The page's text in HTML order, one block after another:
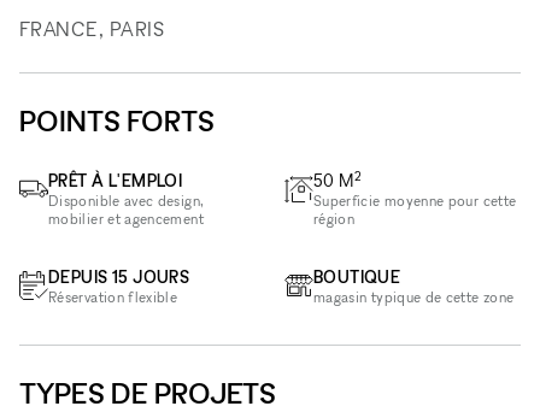
FRANCE, PARIS
POINTS FORTS
PRÊT À L'EMPLOI
Disponible avec design,
mobilier et agencement
DEPUIS 15 JOURS
Réservation flexible
50 M2
Superficie moyenne pour cette
région
BOUTIQUE
magasin typique de cette zone
TYPES DE PROJETS